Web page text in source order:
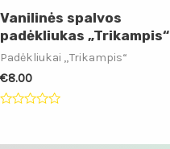
Vanilinės spalvos
padėkliukas „Trikampis“
Padėkliukai „Trikampis“
€8.00